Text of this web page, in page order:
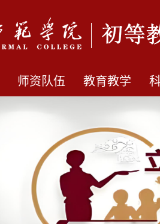
师资队伍 教育教学